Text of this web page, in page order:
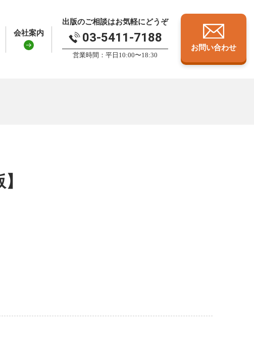
会社案内
出版のご相談はお気軽にどうぞ
03-5411-7188
営業時間：平日10:00〜18:30
お問い合わせ